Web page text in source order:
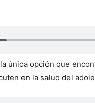
única opción que
en la salud del